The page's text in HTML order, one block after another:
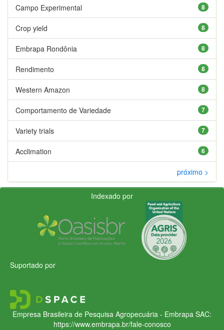
8
Campo Experimental
8
Crop yield
8
Embrapa Rondônia
8
Rendimento
8
Western Amazon
7
Comportamento de Variedade
7
Variety trials
6
Acclimation
próximo >
Indexado por
Suportado por
Empresa Brasileira de Pesquisa Agropecuária - Embrapa SAC:
https://www.embrapa.br/fale-conosco